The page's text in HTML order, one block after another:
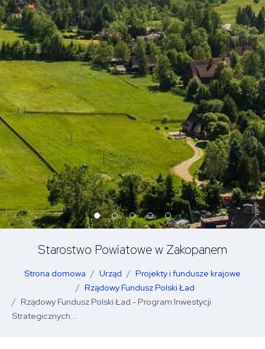
Starostwo Powiatowe w Zakopanem
Strona domowa Urząd
Projekty i fundusze krajowe
Rządowy Fundusz Polski Ład
Rządowy Fundusz Polski Ład - Program Inwestycji
Strategicznych...